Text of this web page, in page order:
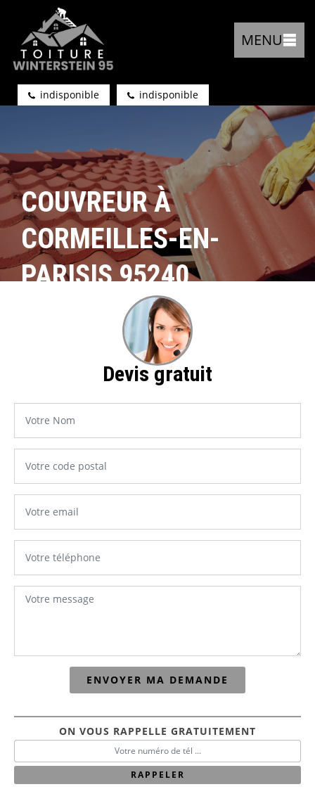
MENU
indisponible indisponible
COUVREUR À
CORMEILLES-EN-
PARISIS 95240
Devis gratuit
ON VOUS RAPPELLE GRATUITEMENT